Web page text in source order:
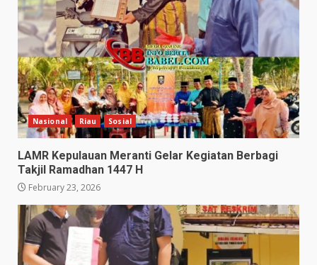
Nasional Riau Sosial
LAMR Kepulauan Meranti Gelar Kegiatan Berbagi
Takjil Ramadhan 1447 H
February 23, 2026